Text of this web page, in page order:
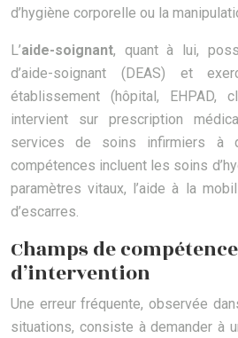
d’hygiène corporelle ou la
L’aide-soignant, quant à lui,
d’aide-soignant (DEAS) et
établissement (hôpital, EHPAD,
intervient sur prescription
services de soins infirmiers à
compétences incluent les soins
paramètres vitaux, l’aide à la
d’escarres.
Champs de
d’intervention
Une erreur fréquente, observée
situations, consiste à demander à